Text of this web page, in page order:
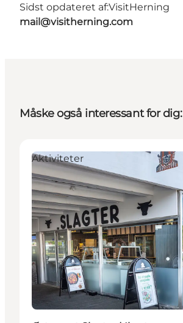
Sidst opdateret af:VisitHerning
mail@visitherning.com
Måske også interessant for dig:
Aktiviteter